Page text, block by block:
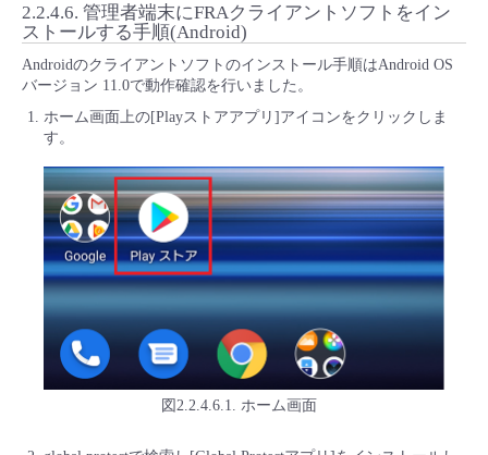
2.2.4.6. 管理者端末にFRAクライアントソフトをイン
ストールする手順(Android)
Androidのクライアントソフトのインストール手順はAndroid OS
バージョン 11.0で動作確認を行いました。
ホーム画面上の[Playストアアプリ]アイコンをクリックしま
す。
図2.2.4.6.1. ホーム画面